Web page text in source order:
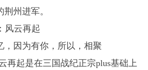
州进军。
风云再起
，因为有你，所以，相聚
再起是在三国战纪正宗plus基础上